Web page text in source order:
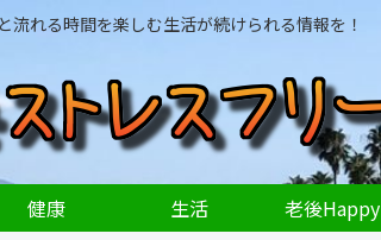
流れる時間を楽しむ生活が続けられる情報を！
健康 生活 老後Happy